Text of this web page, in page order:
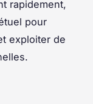
rapidement,
pour
exploiter de